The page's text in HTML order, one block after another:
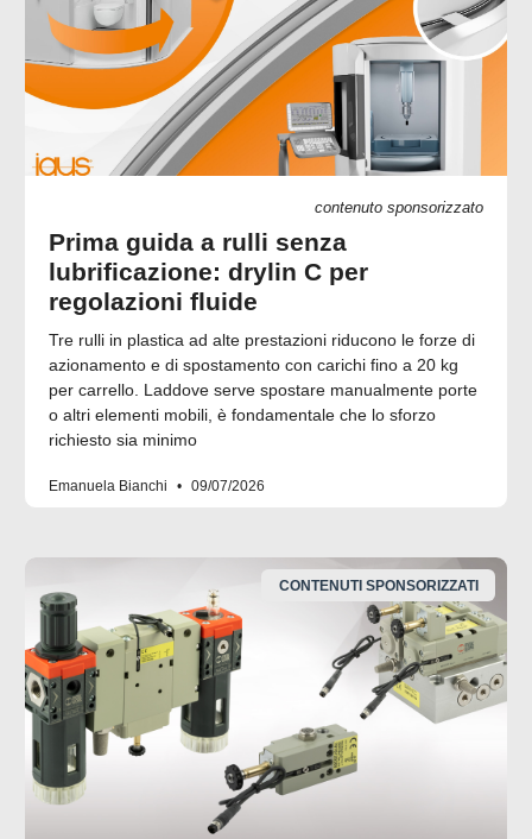
contenuto sponsorizzato
Prima guida a rulli senza
lubrificazione: drylin C per
regolazioni fluide
Tre rulli in plastica ad alte prestazioni riducono le forze di
azionamento e di spostamento con carichi fino a 20 kg
per carrello. Laddove serve spostare manualmente porte
o altri elementi mobili, è fondamentale che lo sforzo
richiesto sia minimo
Emanuela Bianchi 09/07/2026
CONTENUTI SPONSORIZZATI